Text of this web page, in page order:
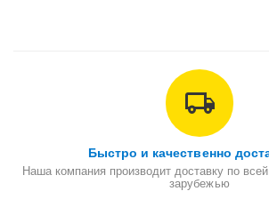
Быстро и качественно
Наша компания производит доставку по
зарубежью